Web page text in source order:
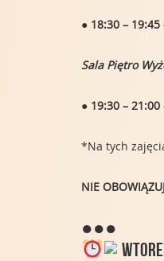
● 18:30 – 19:45
Sala Piętro
● 19:30 – 21:00
*Na tych
NIE
●●●